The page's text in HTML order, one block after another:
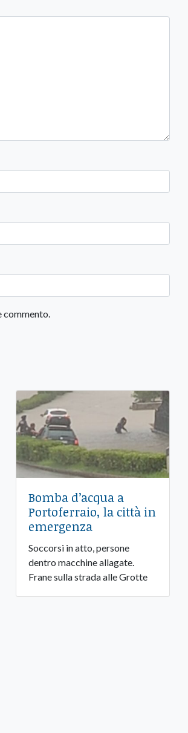
commento.
Bomba d’acqua a
Portoferraio, la città in
emergenza
Soccorsi in atto, persone
dentro macchine allagate.
Frane sulla strada alle Grotte